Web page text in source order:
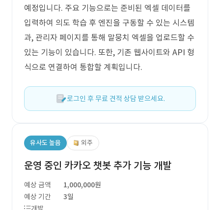
예정입니다. 주요 기능으로는 준비된 엑셀 데이터를
입력하여 의도 학습 후 엔진을 구동할 수 있는 시스템
과, 관리자 페이지를 통해 말뭉치 엑셀을 업로드할 수
있는 기능이 있습니다. 또한, 기존 웹사이트와 API 형
식으로 연결하여 통합할 계획입니다.
로그인 후 무료 견적 상담 받으세요.
유사도 높음 외주
운영 중인 카카오 챗봇 추가 기능 개발
예상 금액
1,000,000원
예상 기간
3일